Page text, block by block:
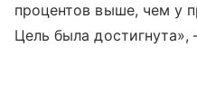
процентов выше, чем у
Цель была